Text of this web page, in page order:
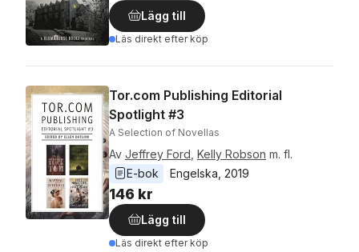
Lägg till
Läs direkt efter köp
Tor.com Publishing Editorial
Spotlight #3
A Selection of Novellas
Av Jeffrey Ford Kelly Robson m. fl.
E-bok
Engelska 2019
146 kr
Lägg till
Läs direkt efter köp